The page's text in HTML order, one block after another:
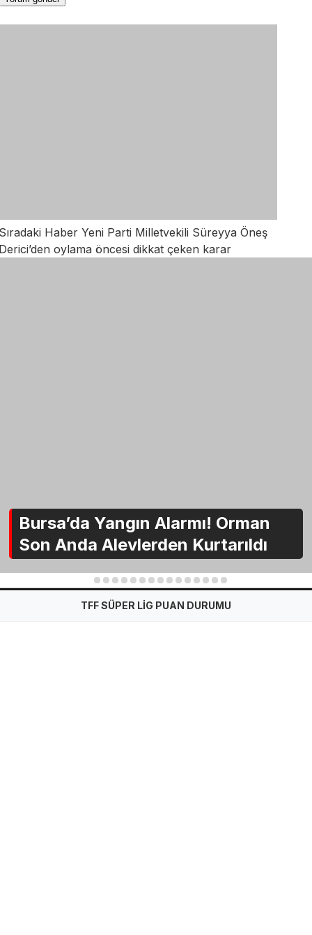
Haber Yeni Parti Milletvekili Süreyya Öneş
oylama öncesi dikkat çeken karar
Bursa’da Yangın Alarmı! Orman
Son Anda Alevlerden Kurtarıldı
2 3 4 5 6 7 8 9 10 11 12 13 14 15
TFF SÜPER LİG PUAN DURUMU